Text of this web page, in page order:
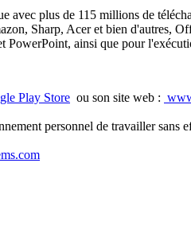
plus de 115 millions de
Sharp, Acer et bien d'autres,
ainsi que pour
Play Store ou son site web :
personnel de travailler